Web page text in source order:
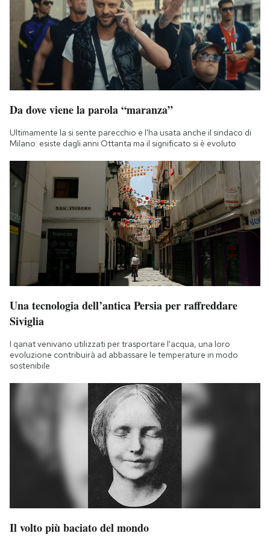
Da dove viene la parola “maranza”
Ultimamente la si sente parecchio e l'ha usata anche il sindaco di
Milano: esiste dagli anni Ottanta ma il significato si è evoluto
Una tecnologia dell’antica Persia per raffreddare
Siviglia
I qanat venivano utilizzati per trasportare l'acqua, una loro
evoluzione contribuirà ad abbassare le temperature in modo
sostenibile
Il volto più baciato del mondo